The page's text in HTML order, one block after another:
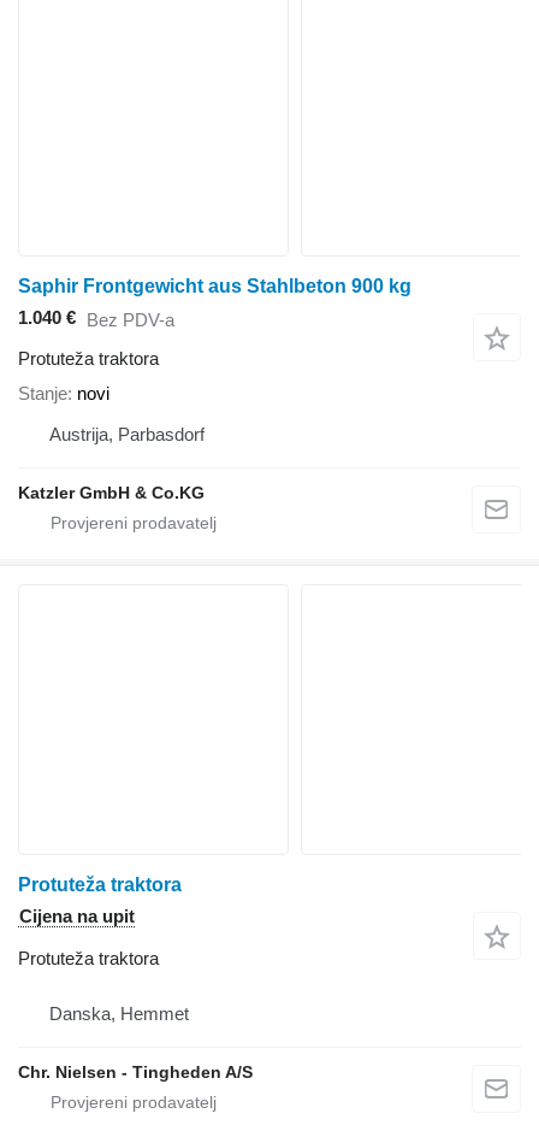
Saphir Frontgewicht aus Stahlbeton 900 kg
1.040 € Bez PDV-a
Protuteža traktora
Stanje novi
Austrija, Parbasdorf
Katzler GmbH & Co.KG
Protuteža traktora
Cijena na upit
Protuteža traktora
Danska, Hemmet
Chr. Nielsen - Tingheden A/S